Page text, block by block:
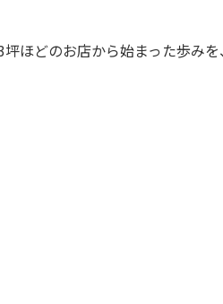
ほどのお店から始まった歩み